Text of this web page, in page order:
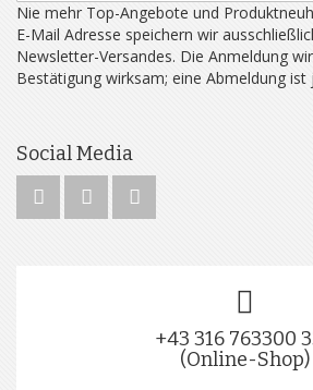
Nie mehr Top-Angebote und
E-Mail Adresse speichern wir
Newsletter-Versandes. Die Anmeldung
Bestätigung wirksam; eine Abmeldung ist
Social Media
+43 316 763300
(Online-Shop)